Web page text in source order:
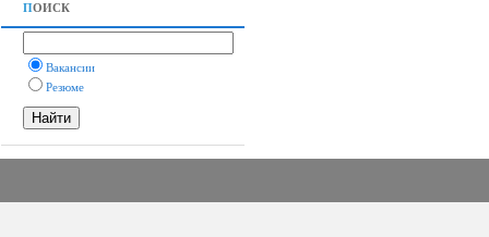
ПОИСК
Вакансии
Резюме